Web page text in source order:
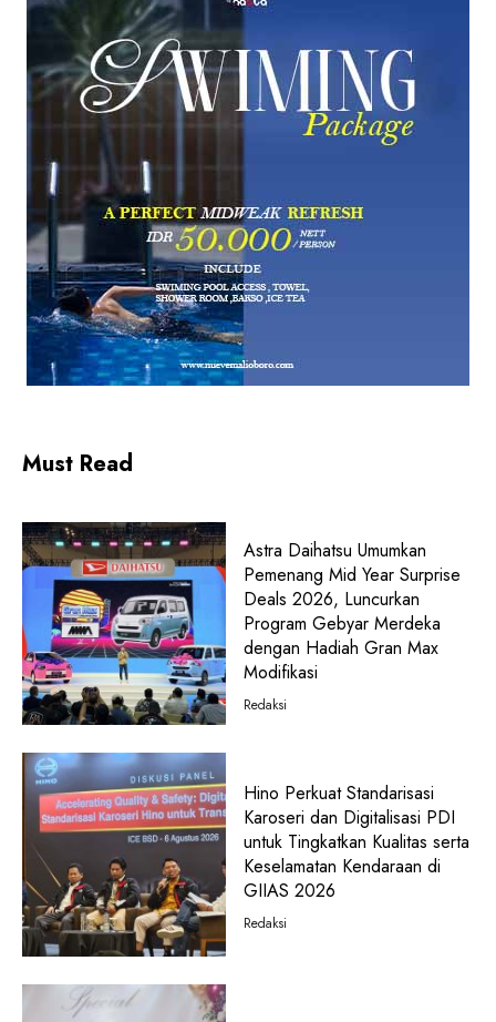
Must Read
Astra Daihatsu Umumkan
Pemenang Mid Year Surprise
Deals 2026, Luncurkan
Program Gebyar Merdeka
dengan Hadiah Gran Max
Modifikasi
Redaksi
Hino Perkuat Standarisasi
Karoseri dan Digitalisasi PDI
untuk Tingkatkan Kualitas serta
Keselamatan Kendaraan di
GIIAS 2026
Redaksi